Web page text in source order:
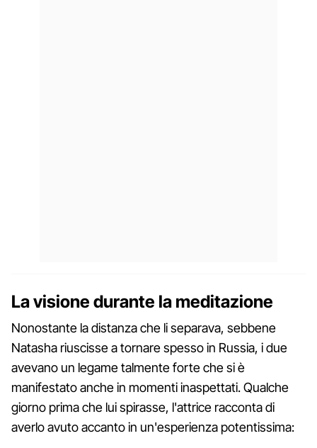
La visione durante la meditazione
Nonostante la distanza che li separava, sebbene
Natasha riuscisse a tornare spesso in Russia, i due
avevano un legame talmente forte che si è
manifestato anche in momenti inaspettati. Qualche
giorno prima che lui spirasse, l'attrice racconta di
averlo avuto accanto in un'esperienza potentissima: